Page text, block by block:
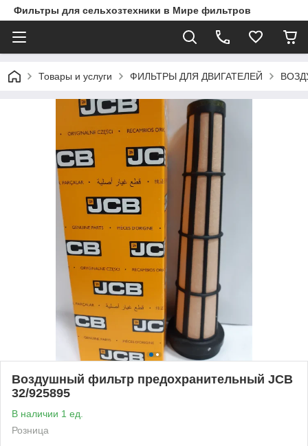
Фильтры для сельхозтехники в Мире фильтров
Товары и услуги ФИЛЬТРЫ ДЛЯ ДВИГАТЕЛЕЙ
Воздушный фильтр предохранительный JCB
32/925895
В наличии 1 ед.
Розница